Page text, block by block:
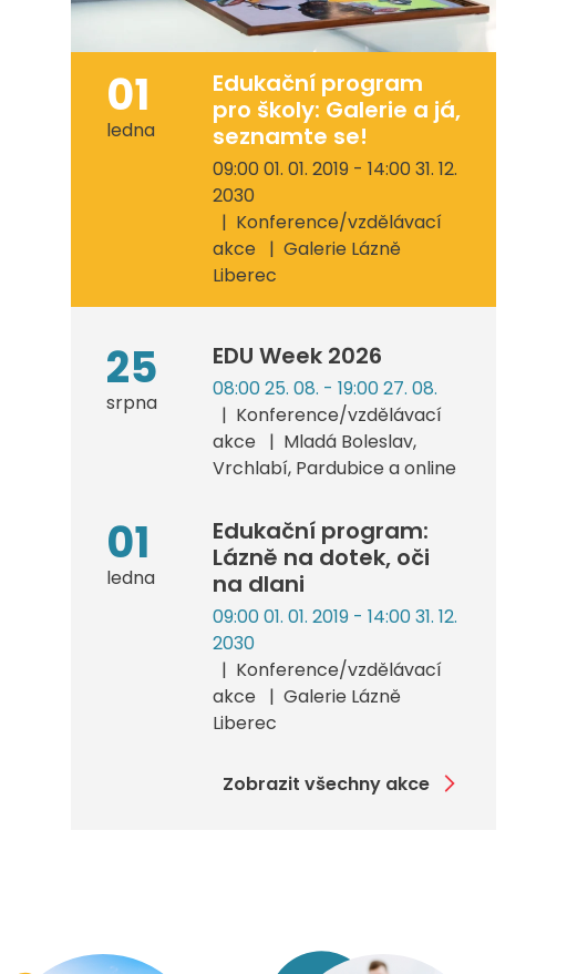
01
ledna
Edukační program
pro školy: Galerie a já,
seznamte se!
09:00 01. 01. 2019 - 14:00 31. 12.
2030
Konference/vzdělávací
akce
Galerie Lázně
Liberec
25
srpna
EDU Week 2026
08:00 25. 08. - 19:00 27. 08.
Konference/vzdělávací
akce
Mladá Boleslav,
Vrchlabí, Pardubice a online
01
ledna
Edukační program:
Lázně na dotek, oči
na dlani
09:00 01. 01. 2019 - 14:00 31. 12.
2030
Konference/vzdělávací
akce
Galerie Lázně
Liberec
Zobrazit všechny akce